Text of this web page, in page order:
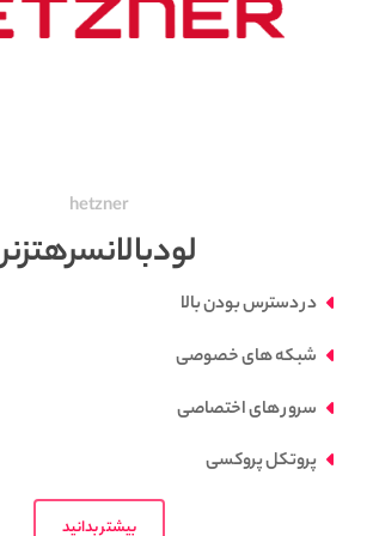
hetzner
لودبالانسرهتزنر
در دسترس بودن بالا
شبکه های خصوصی
سرور های اختصاصی
پروتکل پروکسی
بیشتر بدانید